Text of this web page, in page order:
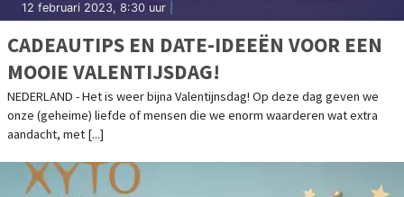
12 februari 2023, 8:30 uur
CADEAUTIPS EN DATE-IDEEËN VOOR EEN
MOOIE VALENTIJSDAG!
NEDERLAND - Het is weer bijna Valentijnsdag! Op deze dag geven we
onze (geheime) liefde of mensen die we enorm waarderen wat extra
aandacht, met [...]